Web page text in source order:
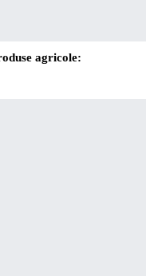
agricole: